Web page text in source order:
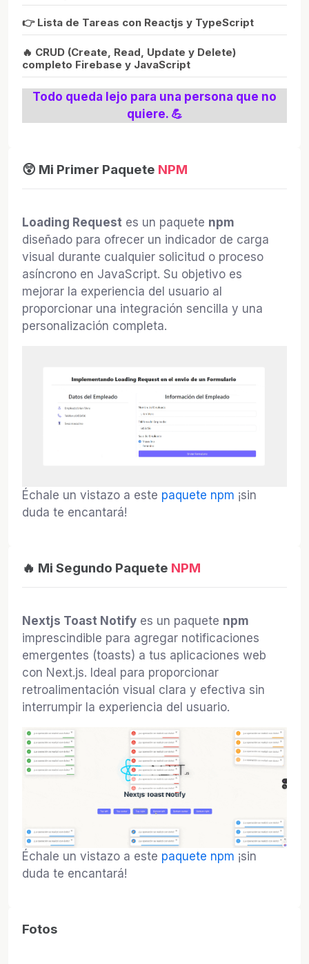
👉 Lista de Tareas con Reactjs y TypeScript
🔥 CRUD (Create, Read, Update y Delete)
completo Firebase y JavaScript
Todo queda lejo para una persona que no
quiere. 💪
😲 Mi Primer Paquete NPM
Loading Request es un paquete npm
diseñado para ofrecer un indicador de carga
visual durante cualquier solicitud o proceso
asíncrono en JavaScript. Su objetivo es
mejorar la experiencia del usuario al
proporcionar una integración sencilla y una
personalización completa.
Échale un vistazo a este paquete npm ¡sin
duda te encantará!
🔥 Mi Segundo Paquete NPM
Nextjs Toast Notify es un paquete npm
imprescindible para agregar notificaciones
emergentes (toasts) a tus aplicaciones web
con Next.js. Ideal para proporcionar
retroalimentación visual clara y efectiva sin
interrumpir la experiencia del usuario.
Échale un vistazo a este paquete npm ¡sin
duda te encantará!
Fotos